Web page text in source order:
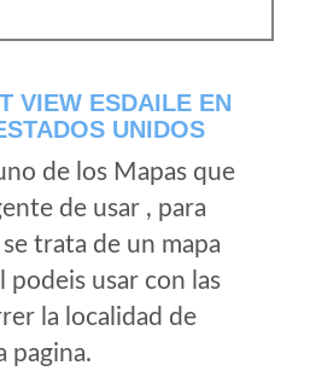
VIEW ESDAILE EN
UNIDOS
de los Mapas que
de usar , para
trata de un mapa
podeis usar con las
la localidad de
pagina.